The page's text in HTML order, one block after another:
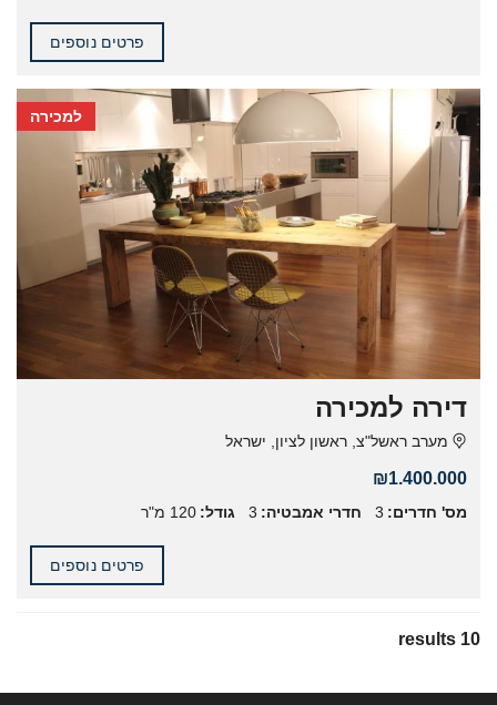
פרטים נוספים
למכירה
דירה למכירה
מערב ראשל"צ, ראשון לציון, ישראל
₪1.400.000
מס' חדרים: 3 חדרי אמבטיה: 3 גודל: 120 מ"ר
פרטים נוספים
10 results